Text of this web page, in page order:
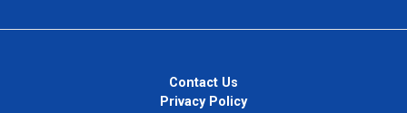
Contact Us
Privacy Policy